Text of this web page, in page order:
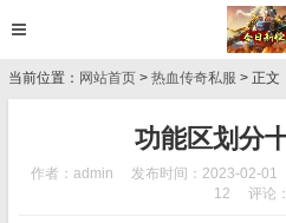
当前位置： 网站首页 > 热血传奇私服 > 正文
功能区划分
作者：admin 发布时间：2023-02-01
12
评论